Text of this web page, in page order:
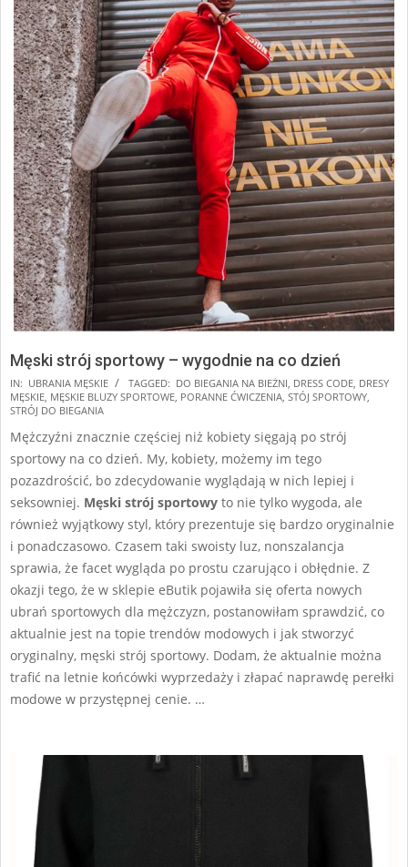
Męski strój sportowy – wygodnie na co dzień
2025-
07-
IN: UBRANIA MĘSKIE TAGGED: DO BIEGANIA NA BIEŻNI DRESS CODE DRESY
MĘSKIE MĘSKIE BLUZY SPORTOWE PORANNE ĆWICZENIA STÓJ SPORTOWY
STRÓJ DO BIEGANIA
Mężczyźni znacznie częściej niż kobiety sięgają po strój
sportowy na co dzień. My, kobiety, możemy im tego
pozazdrościć, bo zdecydowanie wyglądają w nich lepiej i
seksowniej. Męski strój sportowy to nie tylko wygoda, ale
również wyjątkowy styl, który prezentuje się bardzo oryginalnie
i ponadczasowo. Czasem taki swoisty luz, nonszalancja
sprawia, że facet wygląda po prostu czarująco i obłędnie. Z
okazji tego, że w sklepie eButik pojawiła się oferta nowych
ubrań sportowych dla mężczyzn, postanowiłam sprawdzić, co
aktualnie jest na topie trendów modowych i jak stworzyć
oryginalny, męski strój sportowy. Dodam, że aktualnie można
trafić na letnie końcówki wyprzedaży i złapać naprawdę perełki
modowe w przystępnej cenie. …